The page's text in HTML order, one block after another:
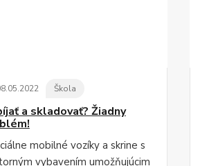
.05.2022 Škola
a skladovať? Žiadny
mobilné vozíky a skrine s
vybavením umožňujúcim